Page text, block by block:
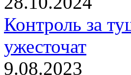
Контроль за
ужесточат
9.08.2023